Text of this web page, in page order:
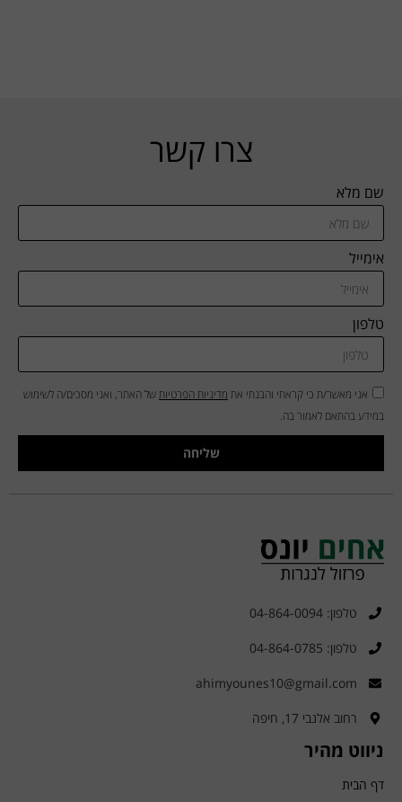
צרו קשר
שם מלא
אימייל
טלפון
אני מאשר/ת כי קראתי והבנתי את מדיניות הפרטיותשל האתר, ואני מסכים/ה לשימוש
במידע בהתאם לאמור בה.
שליחה
טלפון: 04-864-0094
טלפון: 04-864-0785
ahimyounes10@gmail.com
רחוב אלנבי 17, חיפה
ניווט מהיר
דף הבית